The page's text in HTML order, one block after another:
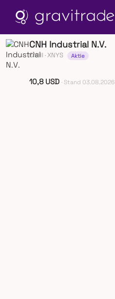
CNH Industrial N.V.
CNHI · XNYS Aktie
10,8 USD · Stand 03.08.2026